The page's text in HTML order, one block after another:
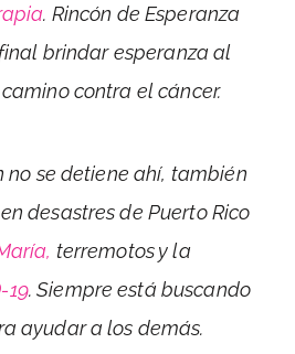
. Rincón de Esperanza
brindar esperanza al
contra el cáncer.
se detiene ahí, también
desastres de Puerto Rico
, terremotos y la
19. Siempre está buscando
ayudar a los demás.